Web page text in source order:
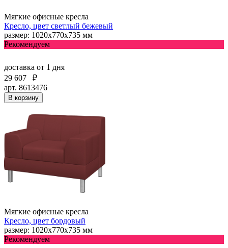
Мягкие офисные кресла
Кресло, цвет светлый бежевый
размер: 1020х770х735 мм
Рекомендуем
доставка от 1 дня
29 607
₽
арт. 8613476
В корзину
Мягкие офисные кресла
Кресло, цвет бордовый
размер: 1020х770х735 мм
Рекомендуем